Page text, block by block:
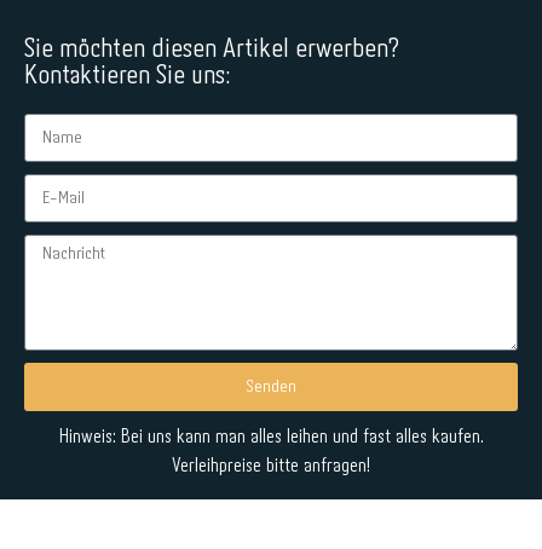
Sie möchten diesen Artikel erwerben?
Kontaktieren Sie uns:
Senden
Alternative:
Hinweis: Bei uns kann man alles leihen und fast alles kaufen.
Verleihpreise bitte anfragen!